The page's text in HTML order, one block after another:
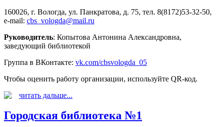
160026, г. Вологда, ул. Панкратова, д. 75, тел. 8(8172)53-32-50,
e-mail: cbs_vologda@mail.ru
Руководитель: Копытова Антонина Александровна,
заведующий библиотекой
Группа в ВКонтакте: vk.com/cbsvologda_05
Чтобы оценить работу организации, используйте QR-код.
читать дальше...
Городская библиотека №1